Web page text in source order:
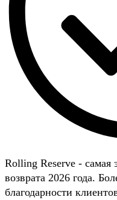
Rolling Reserve - самая
возврата 2026 года.
благодарности